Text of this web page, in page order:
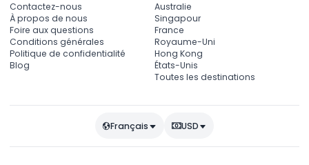
Contactez-nous
À propos de nous
Foire aux questions
Conditions générales
Politique de confidentialité
Blog
Australie
Singapour
France
Royaume-Uni
Hong Kong
États-Unis
Toutes les destinations
Français USD